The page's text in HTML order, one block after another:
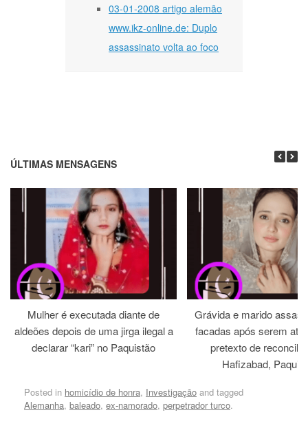
03-01-2008 artigo alemão
www.ikz-online.de: Duplo
assassinato volta ao foco
ÚLTIMAS MENSAGENS
Mulher é executada diante de
aldeões depois de uma jirga ilegal a
declarar “kari” no Paquistão
Grávida e marido
facadas após serem
pretexto de
Hafizabad,
Posted in homicídio de honra, Investigação and tagged
Alemanha, baleado, ex-namorado, perpetrador turco.